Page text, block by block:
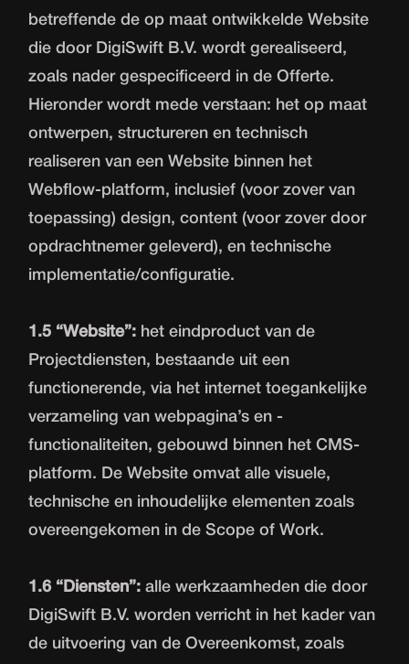
betreffende de op maat ontwikkelde Website
die door DigiSwift B.V. wordt gerealiseerd,
zoals nader gespecificeerd in de Offerte.
Hieronder wordt mede verstaan: het op maat
ontwerpen, structureren en technisch
realiseren van een Website binnen het
Webflow-platform, inclusief (voor zover van
toepassing) design, content (voor zover door
opdrachtnemer geleverd), en technische
implementatie/configuratie.
1.5 “Website”: het eindproduct van de
Projectdiensten, bestaande uit een
functionerende, via het internet toegankelijke
verzameling van webpagina’s en -
functionaliteiten, gebouwd binnen het CMS-
platform. De Website omvat alle visuele,
technische en inhoudelijke elementen zoals
overeengekomen in de Scope of Work.
1.6 “Diensten”: alle werkzaamheden die door
DigiSwift B.V. worden verricht in het kader van
de uitvoering van de Overeenkomst, zoals